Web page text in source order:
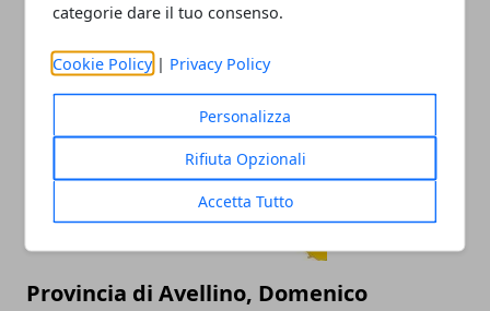
categorie dare il tuo consenso.
Cookie Policy | Privacy Policy
Personalizza
Rifiuta Opzionali
Accetta Tutto
ARTICOLI CORRELATI
Provincia di Avellino, Domenico